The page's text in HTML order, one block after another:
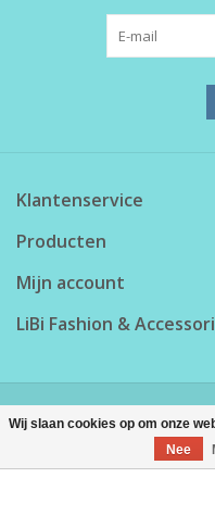
Klantenservice
Producten
Mijn account
LiBi Fashion &
Wij slaan cookies op om onze
Nee